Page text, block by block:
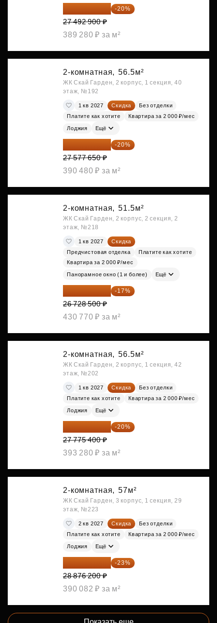
21 994 320 ₽ -20%
27 492 900 ₽
389 280 ₽ за м²
2-комнатная, 56.5м²
ЖК Скай Гарден, 2 корпус, 1 секция, 40
этаж, №192
1 кв 2027 Скидка
Без отделки
Платите как хотите
Квартира за 2 000 ₽/мес
Лоджия Ещё
22 062 120 ₽ -20%
27 577 650 ₽
390 480 ₽ за м²
2-комнатная, 51.5м²
ЖК Скай Гарден, 2 корпус, 2 секция, 2
этаж, №218
1 кв 2027
Скидка
Предчистовая отделка
Платите как хотите
Квартира за 2 000 ₽/мес
Панорамное окно (1 и более) Ещё
22 184 655 ₽ -17%
26 728 500 ₽
430 770 ₽ за м²
2-комнатная, 56.5м²
ЖК Скай Гарден, 2 корпус, 1 секция, 42
этаж, №202
1 кв 2027 Скидка
Без отделки
Платите как хотите
Квартира за 2 000 ₽/мес
Лоджия Ещё
22 220 320 ₽ -20%
27 775 400 ₽
393 280 ₽ за м²
2-комнатная, 57м²
ЖК Скай Гарден, 3 корпус, 1 секция, 29
этаж, №223
2 кв 2027 Скидка
Без отделки
Платите как хотите
Квартира за 2 000 ₽/мес
Лоджия Ещё
22 234 674 ₽ -23%
28 876 200 ₽
390 082 ₽ за м²